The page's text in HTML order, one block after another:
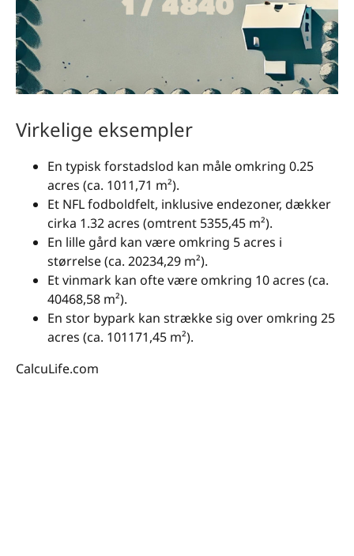
Virkelige eksempler
En typisk forstadslod kan måle omkring 0.25
acres (ca. 1011,71 m²).
Et NFL fodboldfelt, inklusive endezoner, dækker
cirka 1.32 acres (omtrent 5355,45 m²).
En lille gård kan være omkring 5 acres i
størrelse (ca. 20234,29 m²).
Et vinmark kan ofte være omkring 10 acres (ca.
40468,58 m²).
En stor bypark kan strække sig over omkring 25
acres (ca. 101171,45 m²).
CalcuLife.com